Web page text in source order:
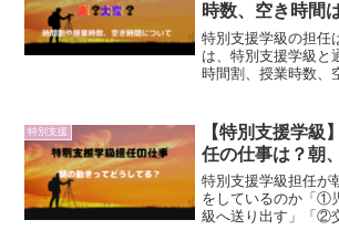
時数、空き時間
特別支援学級の担任
は、特別支援学級と
時間割、授業時数、
特別支援
【特別支援学級
任の仕事は？朝
特別支援学級担任が
をしているのか「①
級へ送り出す」「②